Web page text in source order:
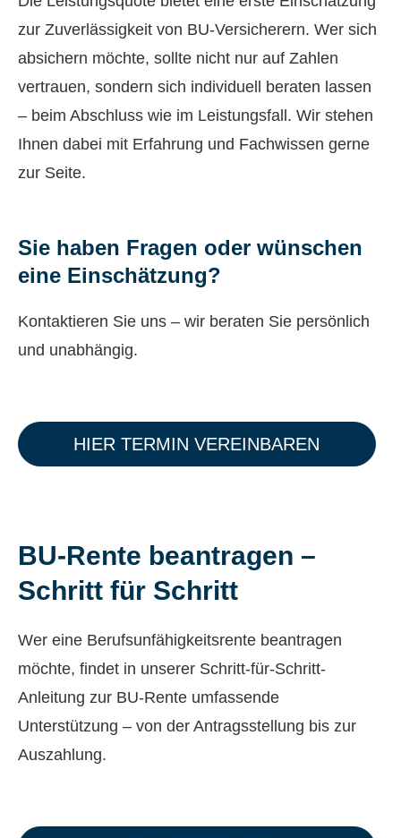
zur Zuverlässigkeit von BU-Versicherern. Wer sich
absichern möchte, sollte nicht nur auf Zahlen
vertrauen, sondern sich individuell beraten lassen
– beim Abschluss wie im Leistungsfall. Wir stehen
Ihnen dabei mit Erfahrung und Fachwissen gerne
zur Seite.
Sie haben Fragen oder wün­schen
eine Einschätzung?
Kontaktieren Sie uns – wir beraten Sie persönlich
und unabhängig.
HIER TERMIN VEREINBAREN
BU-Rente beantragen –
Schritt für Schritt
Wer eine Berufs­unfähig­keitsrente beantragen
möchte, findet in unserer Schritt-für-Schritt-
Anleitung zur BU-Rente umfassende
Unterstützung – von der Antragsstellung bis zur
Auszahlung.